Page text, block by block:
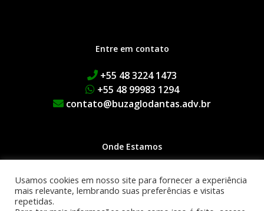
Entre em contato
+55 48 3224 1473
+55 48 99983 1294
contato@buzaglodantas.adv.br
Onde Estamos
Rua Adolfo Melo, 38 | Centro
Edifício Executive Manhattan
Usamos cookies em nosso site para fornecer a experiência
mais relevante, lembrando suas preferências e visitas
repetidas.